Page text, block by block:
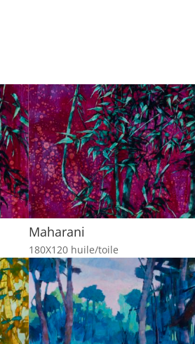
Maharani
180X120 huile/toile